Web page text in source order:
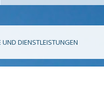
UND DIENSTLEISTUNGEN